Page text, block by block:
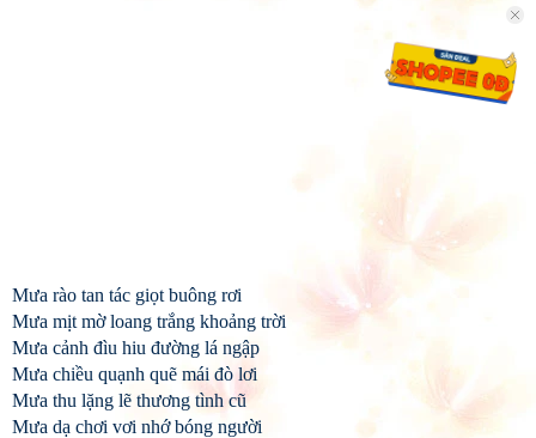
Mưa rào tan tác giọt buông rơi
Mưa mịt mờ loang trắng khoảng trời
Mưa cảnh đìu hiu đường lá ngập
Mưa chiều quạnh quẽ mái đò lơi
Mưa thu lặng lẽ thương tình cũ
Mưa dạ chơi vơi nhớ bóng người